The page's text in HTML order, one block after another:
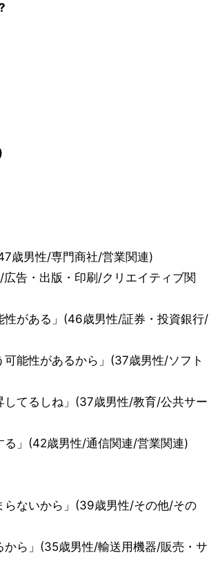
歳男性/専門商社/営業関連)
告・出版・印刷/クリエイティブ関
性がある」(46歳男性/証券・投資銀行/
能性があるから」(37歳男性/ソフト
してるしね」(37歳男性/教育/公共サー
る」(42歳男性/通信関連/営業関連)
らないから」(39歳男性/その他/その
から」(35歳男性/輸送用機器/販売・サ